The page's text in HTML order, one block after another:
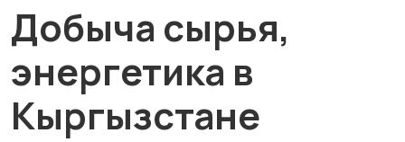
Добыча сырья,
энергетика в
Кыргызстане